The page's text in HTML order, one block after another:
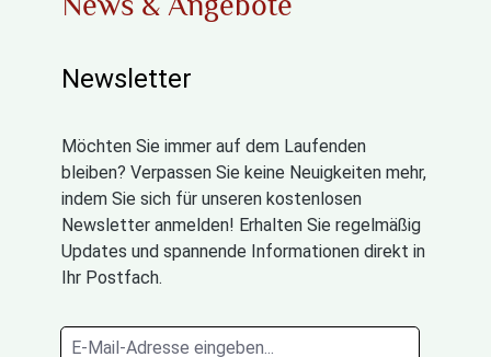
Newsletter
Möchten Sie immer auf dem Laufenden
bleiben? Verpassen Sie keine Neuigkeiten mehr,
indem Sie sich für unseren kostenlosen
Newsletter anmelden! Erhalten Sie regelmäßig
Updates und spannende Informationen direkt in
Ihr Postfach.